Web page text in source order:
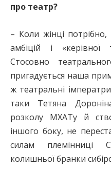
про театр?
– Коли жінці
амбіцій і «керівної
Стосовно
пригадується наша
ж театральні
таки Тетяна
розколу МХАТу й
іншого боку, не
силам племінниці
колишньої бранки